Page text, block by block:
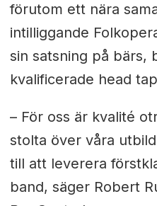
förutom ett nära
intilliggande
sin satsning på bärs,
kvalificerade head
– För oss är kvalité
stolta över våra
till att leverera
band, säger Robert